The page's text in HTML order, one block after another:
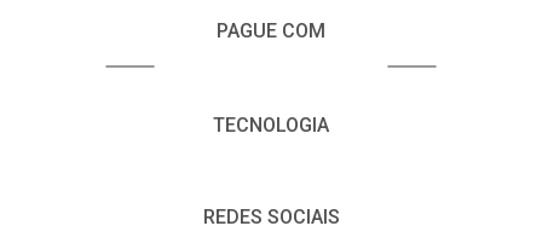
PAGUE COM
TECNOLOGIA
REDES SOCIAIS